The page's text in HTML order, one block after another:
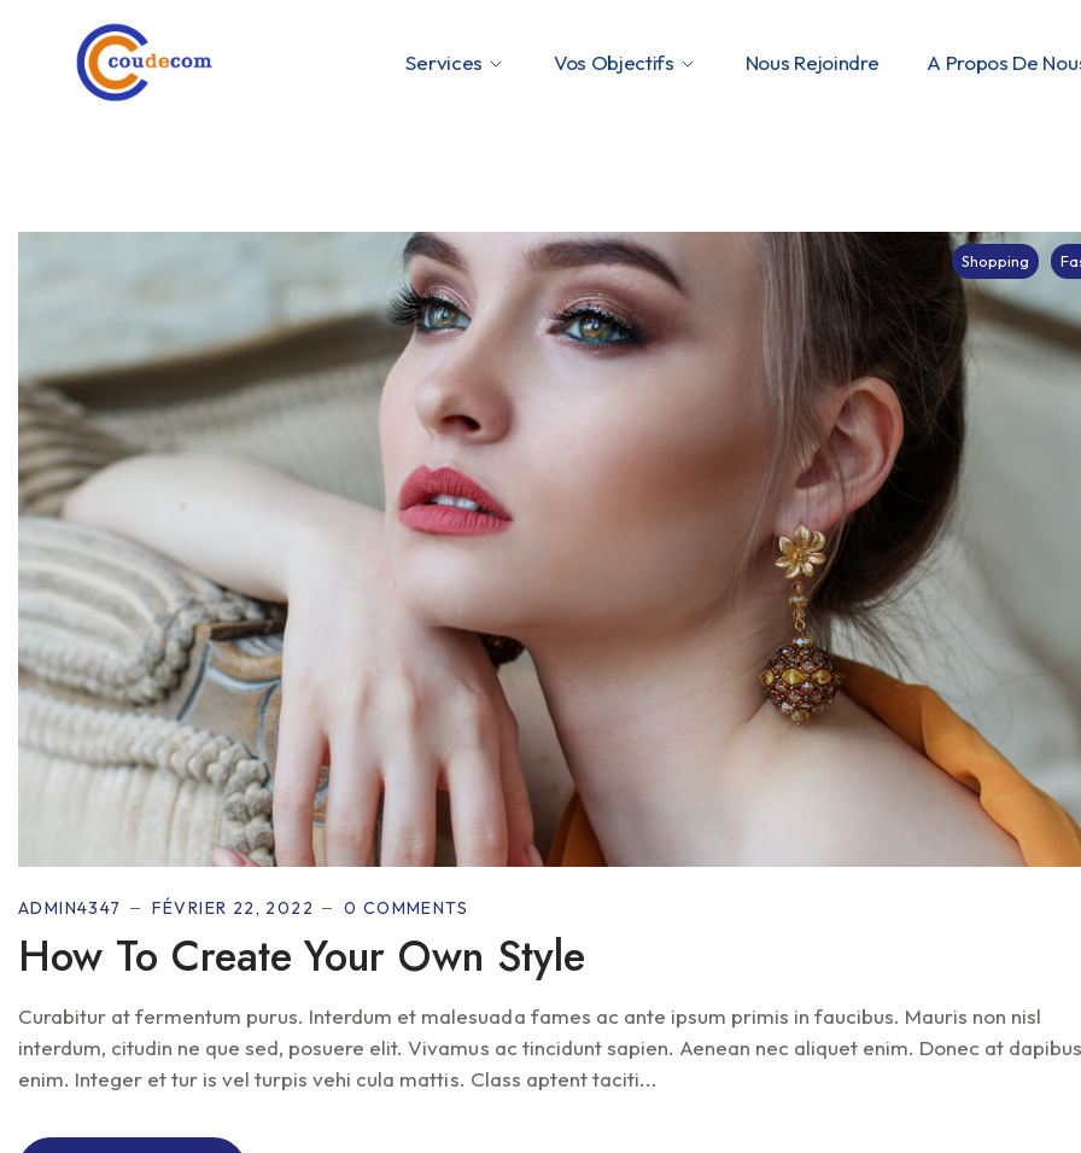
Services Vos Objectifs Nous Rejoindre A Propos De
Shopping
ADMIN4347 FÉVRIER 22, 2022 0 COMMENTS
How To Create Your Own Style
Curabitur at fermentum purus. Interdum et malesuada fames ac ante ipsum primis in faucibus. Mauris non nisl
interdum, citudin ne que sed, posuere elit. Vivamus ac tincidunt sapien. Aenean nec aliquet enim. Donec at
enim. Integer et tur is vel turpis vehi cula mattis. Class aptent taciti...